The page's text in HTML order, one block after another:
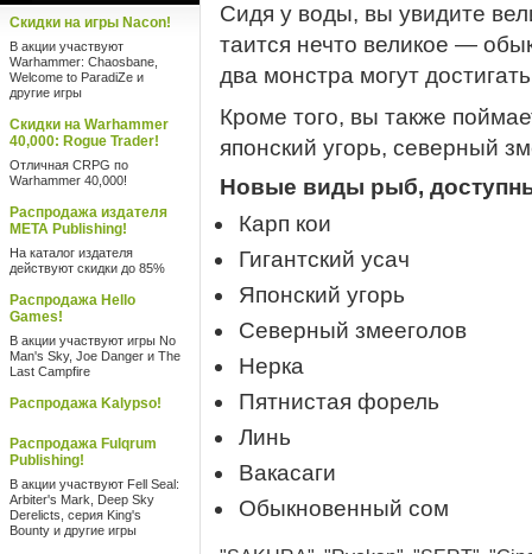
Скидки на игры Nacon!
В акции участвуют
Warhammer: Chaosbane,
Welcome to ParadiZe и
другие игры
Скидки на Warhammer
40,000: Rogue Trader!
Отличная CRPG по
Warhammer 40,000!
Распродажа издателя
META Publishing!
На каталог издателя
действуют скидки до 85%
Распродажа Hello
Games!
В акции участвуют игры No
Man's Sky, Joe Danger и The
Last Campfire
Распродажа Kalypso!
Распродажа Fulqrum
Publishing!
В акции участвуют Fell Seal:
Arbiter's Mark, Deep Sky
Derelicts, серия King's
Bounty и другие игры
Сидя у воды, вы увидите
таится нечто великое —
два монстра могут
Кроме того, вы также
японский угорь, северный
Новые виды рыб,
Карп кои
Гигантский усач
Японский угорь
Северный змееголов
Нерка
Пятнистая форель
Линь
Вакасаги
Обыкновенный сом